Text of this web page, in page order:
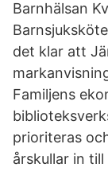
Barnhälsan
det klar att
Familjens
prioriteras
årskullar in